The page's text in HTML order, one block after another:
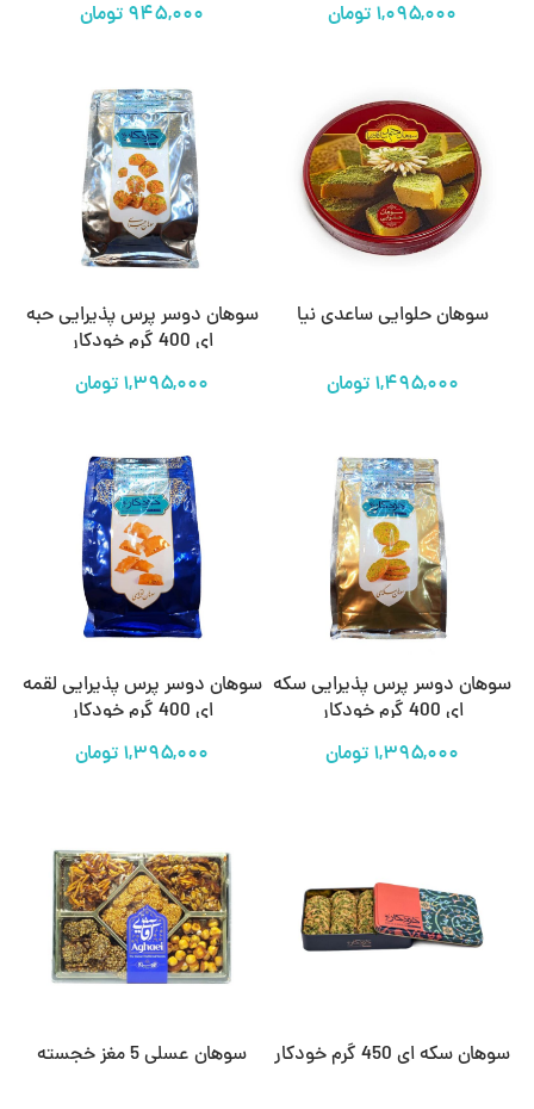
تومان
تومان
سوهان حلوایی ساعدی نیا
تومان
سوهان دوسر پرس پذیرایی حبه
ای 400 گرم خودکار
تومان
سوهان دوسر پرس پذیرایی سکه
ای 400 گرم خودکار
تومان
سوهان دوسر پرس پذیرایی لقمه
ای 400 گرم خودکار
تومان
سوهان سکه ای 450 گرم خودکار سوهان عسلی 5 مغز خجسته